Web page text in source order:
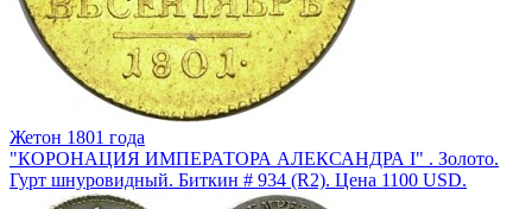
Жетон 1801 года
"КОРОНАЦИЯ ИМПЕРАТОРА АЛЕКСАНДРА I" . Золото.
Гурт шнуровидный. Биткин # 934 (R2). Цена 1100 USD.